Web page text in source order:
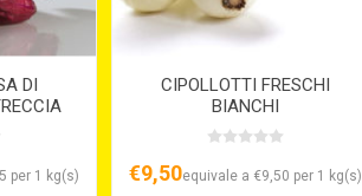
DI
per 1 kg(s)
CIPOLLOTTI FRESCHI
BIANCHI
€9,50equivale a €9,50 per 1 kg(s)